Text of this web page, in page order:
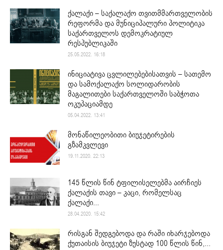
ქალაქი – საქალაქო თვითმმართველობის
რეფორმა და მუნიციპალური პოლიტიკა
საქართველოს დემოკრატიულ
რესპუბლიკაში
25.05.2022. 16:18
ინიციატივა ცვლილებებისათვის – სათემო
და სამოქალაქო სოლიდარობის
მაგალითები საქართველოში საბჭოთა
ოკუპაციამდე
05.04.2022. 13:41
მონაწილეობითი ბიუჯეტირების
გზამკვლევი
19.11.2020. 22:13
145 წლის წინ ტფილისელებმა აირჩიეს
ქალაქის თავი – კაცი, რომელსაც
ქალაქი...
28.04.2020. 15:42
რისგან შედგებოდა და რაში იხარჯებოდა
ქუთაისის ბიუჯეტი ზუსტად 100 წლის წინ,...